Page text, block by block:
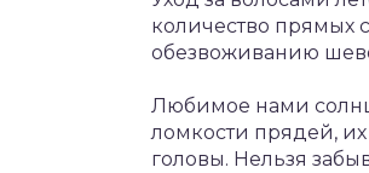
количество прямых
обезвоживанию
Любимое нами
ломкости прядей, их
головы. Нельзя